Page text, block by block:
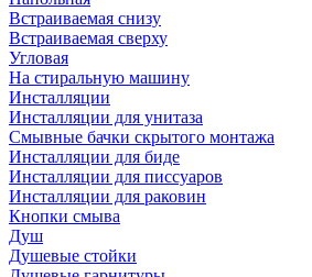
Встраиваемая снизу
Встраиваемая сверху
Угловая
На стиральную машину
Инсталляции
Инсталляции для унитаза
Смывные бачки скрытого монтажа
Инсталляции для биде
Инсталляции для писсуаров
Инсталляции для раковин
Кнопки смыва
Душ
Душевые стойки